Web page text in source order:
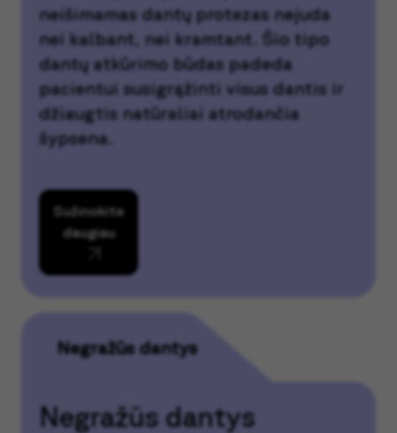
neišimamas dantų protezas nejuda
nei kalbant, nei kramtant. Šio tipo
dantų atkūrimo būdas padeda
pacientui susigrąžinti visus dantis ir
džiaugtis natūraliai atrodančia
šypsena.
Sužinokite
daugiau
Negražūs dantys
Negražūs dantys